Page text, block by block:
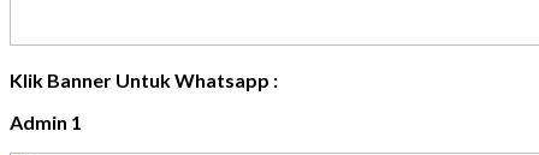
Klik Banner Untuk Whatsapp :
Admin 1